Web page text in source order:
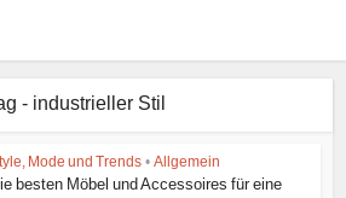
- industrieller Stil
Mode und Trends • Allgemein
besten Möbel und Accessoires für eine